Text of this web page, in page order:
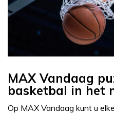
MAX Vandaag
basketbal in het
Op MAX Vandaag kunt u